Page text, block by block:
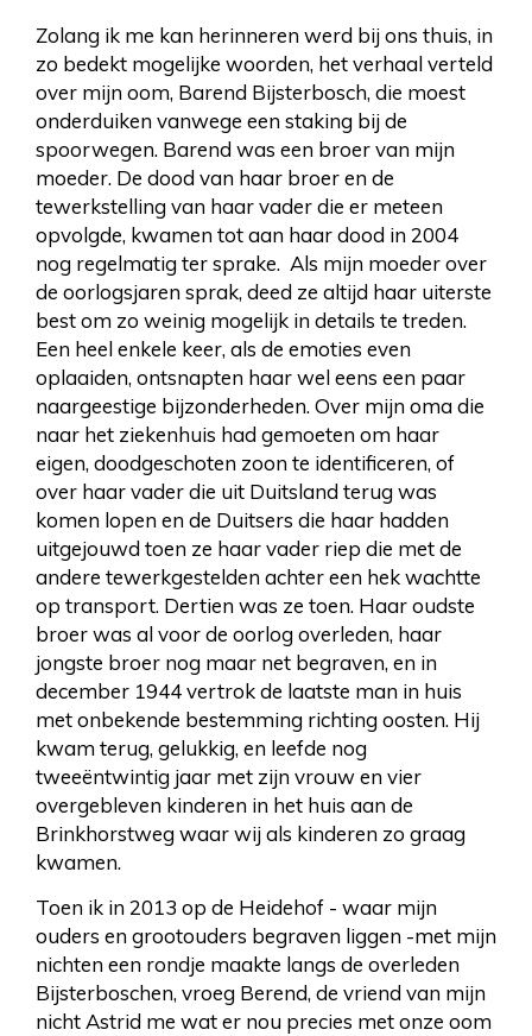
Zolang ik me kan herinneren werd bij ons thuis, in
zo bedekt mogelijke woorden, het verhaal verteld
over mijn oom, Barend Bijsterbosch, die moest
onderduiken vanwege een staking bij de
spoorwegen. Barend was een broer van mijn
moeder. De dood van haar broer en de
tewerkstelling van haar vader die er meteen
opvolgde, kwamen tot aan haar dood in 2004
nog regelmatig ter sprake. Als mijn moeder over
de oorlogsjaren sprak, deed ze altijd haar uiterste
best om zo weinig mogelijk in details te treden.
Een heel enkele keer, als de emoties even
oplaaiden, ontsnapten haar wel eens een paar
naargeestige bijzonderheden. Over mijn oma die
naar het ziekenhuis had gemoeten om haar
eigen, doodgeschoten zoon te identificeren, of
over haar vader die uit Duitsland terug was
komen lopen en de Duitsers die haar hadden
uitgejouwd toen ze haar vader riep die met de
andere tewerkgestelden achter een hek wachtte
op transport. Dertien was ze toen. Haar oudste
broer was al voor de oorlog overleden, haar
jongste broer nog maar net begraven, en in
december 1944 vertrok de laatste man in huis
met onbekende bestemming richting oosten. Hij
kwam terug, gelukkig, en leefde nog
tweeëntwintig jaar met zijn vrouw en vier
overgebleven kinderen in het huis aan de
Brinkhorstweg waar wij als kinderen zo graag
kwamen.
Toen ik in 2013 op de Heidehof - waar mijn
ouders en grootouders begraven liggen -met mijn
nichten een rondje maakte langs de overleden
Bijsterboschen, vroeg Berend, de vriend van mijn
nicht Astrid me wat er nou precies met onze oom